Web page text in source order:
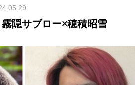
隠サブロー×穂積昭雪